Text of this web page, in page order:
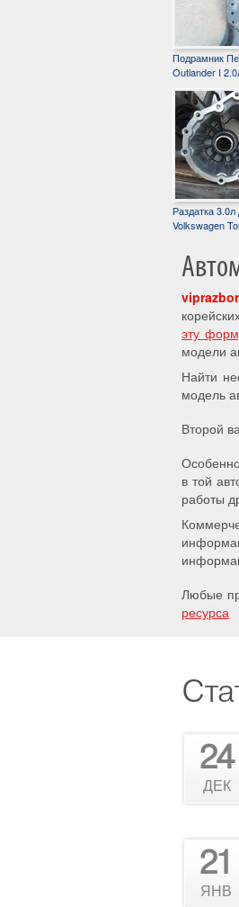
Подрамник
Outlander I
Раздатка
Volkswagen
эту
модели
Найти
модель
Второй
в той
работы
Любые
ресурса
24
ДЕК
21
ЯНВ